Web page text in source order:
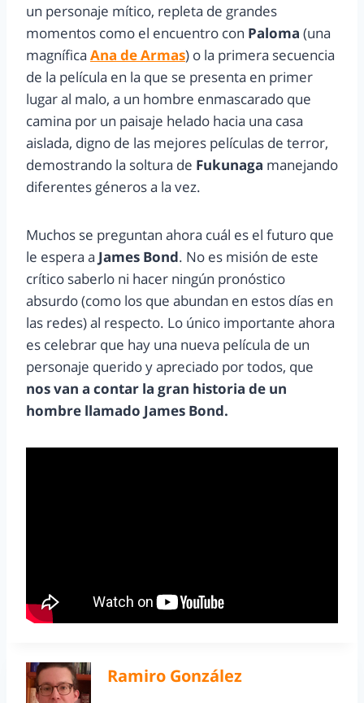
un personaje mítico, repleta de grandes
momentos como el encuentro con Paloma (una
magnífica Ana de Armas) o la primera secuencia
de la película en la que se presenta en primer
lugar al malo, a un hombre enmascarado que
camina por un paisaje helado hacia una casa
aislada, digno de las mejores películas de terror,
demostrando la soltura de Fukunaga manejando
diferentes géneros a la vez.
Muchos se preguntan ahora cuál es el futuro que
le espera a James Bond. No es misión de este
crítico saberlo ni hacer ningún pronóstico
absurdo (como los que abundan en estos días en
las redes) al respecto. Lo único importante ahora
es celebrar que hay una nueva película de un
personaje querido y apreciado por todos, que
nos van a contar la gran historia de un
hombre llamado James Bond.
Ramiro González